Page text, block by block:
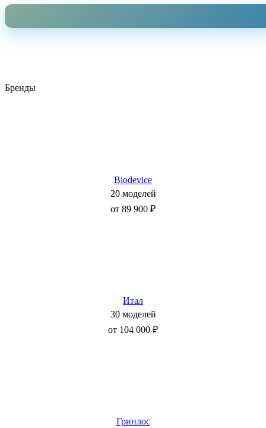
Бренды
Biodevice
20 моделей
от 89 900 ₽
Итал
30 моделей
от 104 000 ₽
Гринлос